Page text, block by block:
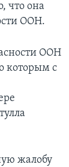
что она
ООН.
ООН
которым с
жалобу